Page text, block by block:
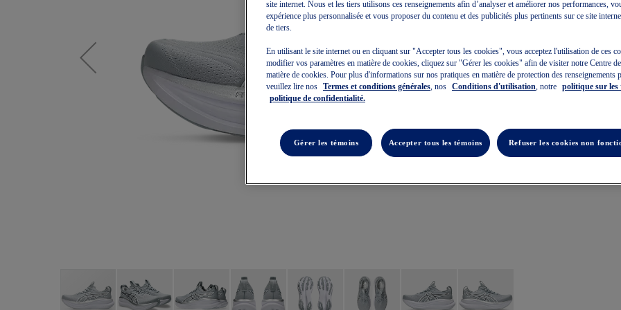
site internet. Nous et les tiers utilisons ces renseignements afin d’analyser et améliorer nos performances,
expérience plus personnalisée et vous proposer du contenu et des publicités plus pertinents sur ce site
de tiers.
En utilisant le site internet ou en cliquant sur "Accepter tous les cookies", vous acceptez l'utilisation de ces
modifier vos paramètres en matière de cookies, cliquez sur "Gérer les cookies" afin de visiter notre Centre
matière de cookies. Pour plus d'informations sur nos pratiques en matière de protection des renseignements
veuillez lire nos
Termes et conditions générales , nos Conditions d'utilisation , notre politique sur les
politique de confidentialité.
Refuser les cookies non
Accepter tous les témoins
Gérer les témoins